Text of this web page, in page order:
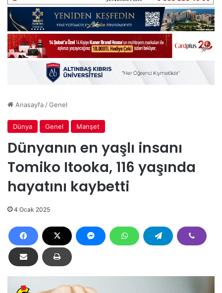
Anasayfa /Genel
Dünya Genel Manşet
Dünyanın en yaşlı insanı
Tomiko Itooka, 116 yaşında
hayatını kaybetti
4 Ocak 2025